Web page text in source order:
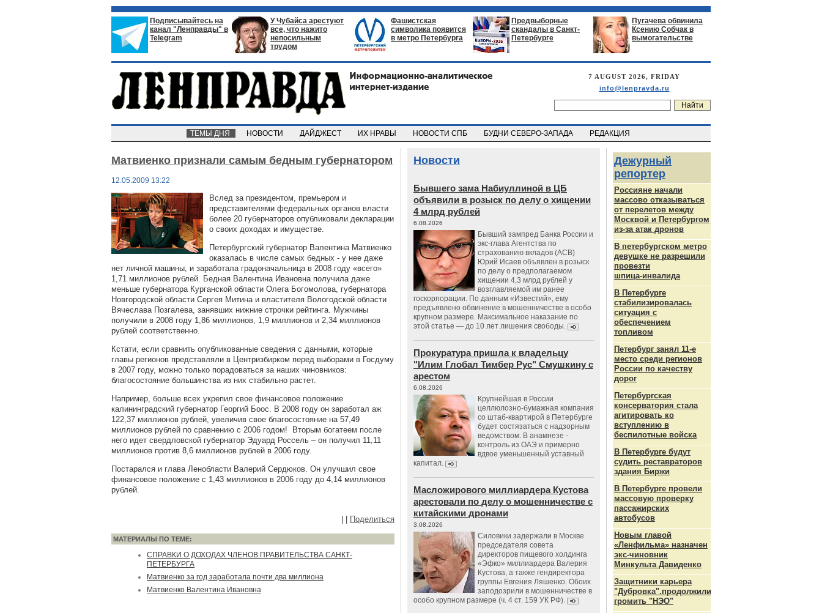
Подписывайтесь на
канал "Ленправды" в
Telegram
У Чубайса арестуют
все, что нажито
непосильным
трудом
Фашистская
символика появится
в метро Петербурга
Предвыборные
скандалы в Санкт-
Петербурге
Пугачева обвинила
Ксению Собчак в
вымогательстве
7 AUGUST 2026, FRIDAY
info@lenpravda.ru
ТЕМЫ ДНЯ НОВОСТИ ДАЙДЖЕСТ ИХ НРАВЫ НОВОСТИ СПБ БУДНИ СЕВЕРО-ЗАПАДА РЕДАКЦИЯ
Матвиенко признали самым бедным губернатором
12.05.2009 13:22
Вслед за президентом, премьером и
представителями федеральных органов власти
более 20 губернаторов опубликовали декларации
о своих доходах и имуществе.
Петербургский губернатор Валентина Матвиенко
оказалась в числе самых бедных - у нее даже
нет личной машины, и заработала градоначальница в 2008 году «всего»
1,71 миллионов рублей. Бедная Валентина Ивановна получила даже
меньше губернатора Курганской области Олега Богомолова, губернатора
Новгородской области Сергея Митина и властителя Вологодской области
Вячеслава Позгалева, занявших нижние строчки рейтинга. Мужчины
получили в 2008 году 1,86 миллионов, 1,9 миллионов и 2,34 миллионов
рублей соответственно.
Кстати, если сравнить опубликованные сведения с данными, которые
главы регионов представляли в Центризбирком перед выборами в Госдуму
в 2007 году, можно только порадоваться за наших чиновников:
благосостояние большинства из них стабильно растет.
Например, больше всех укрепил свое финансовое положение
калининградский губернатор Георгий Боос. В 2008 году он заработал аж
122,37 миллионов рублей, увеличив свое благосостояние на 57,49
миллионов рублей по сравнению с 2006 годом! Вторым богатеем после
него идет свердловской губернатор Эдуард Россель – он получил 11,11
миллионов против 8,6 миллионов рублей в 2006 году.
Постарался и глава Ленобласти Валерий Сердюков. Он улучшил свое
финансовое положение с 1,43 миллионов в 2006 году до 4,14 миллионов
рублей.
Поделиться
МАТЕРИАЛЫ ПО ТЕМЕ:
СПРАВКИ О ДОХОДАХ ЧЛЕНОВ ПРАВИТЕЛЬСТВА САНКТ-
ПЕТЕРБУРГА
Матвиенко за год заработала почти два миллиона
Матвиенко Валентина Ивановна
Новости
Бывшего зама Набиуллиной в ЦБ
объявили в розыск по делу о хищении
4 млрд рублей
6.08.2026
Бывший зампред Банка России и
экс-глава Агентства по
страхованию вкладов (АСВ)
Юрий Исаев объявлен в розыск
по делу о предполагаемом
хищении 4,3 млрд рублей у
возглавляемой им ранее
госкорпорации. По данным «Известий», ему
предъявлено обвинение в мошенничестве в особо
крупном размере. Максимальное наказание по
этой статье — до 10 лет лишения свободы.
Прокуратура пришла к владельцу
"Илим Глобал Тимбер Рус" Смушкину с
арестом
6.08.2026
Крупнейшая в России
целлюлозно-бумажная компания
со штаб-квартирой в Петербурге
будет состязаться с надзорным
ведомством. В анамнезе -
контроль из ОАЭ и примерно
вдвое уменьшенный уставный
капитал.
Масложирового миллиардера Кустова
арестовали по делу о мошенничестве с
китайскими дронами
3.08.2026
Силовики задержали в Москве
председателя совета
директоров пищевого холдинга
«Эфко» миллиардера Валерия
Кустова, а также гендиректора
группы Евгения Ляшенко. Обоих
заподозрили в мошенничестве в
особо крупном размере (ч. 4 ст. 159 УК РФ).
Дежурный
репортер
Россияне начали
массово отказываться
от перелетов между
Москвой и Петербургом
из-за атак дронов
В петербургском метро
девушке не разрешили
провезти
шпица‑инвалида
В Петербурге
стабилизировалась
ситуация с
обеспечением
топливом
Петербург занял 11-е
место среди регионов
России по качеству
дорог
Петербургская
консерватория стала
агитировать ко
вступлению в
беспилотные войска
В Петербурге будут
судить реставраторов
здания Биржи
В Петербурге провели
массовую проверку
пассажирских
автобусов
Новым главой
«Ленфильма» назначен
экс-чиновник
Минкульта Давиденко
Защитники карьера
"Дубровка".продолжили
громить "НЭО"